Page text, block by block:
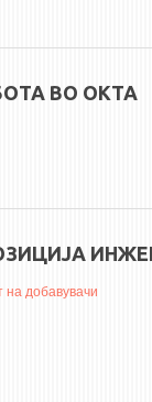
ВО ОКТА
на добавувачи